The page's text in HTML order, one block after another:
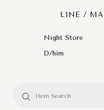
LINE /
Night Store
D/him